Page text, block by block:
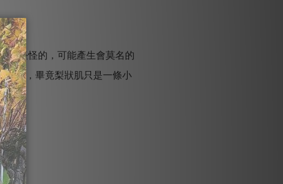
都怪怪的，可能產生會莫名的
然而，畢竟梨狀肌只是一條小